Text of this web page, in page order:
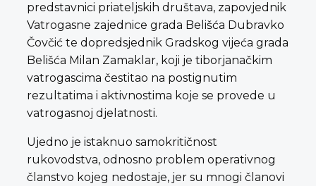
predstavnici priateljskih društava, zapovjednik
Vatrogasne zajednice grada Belišća Dubravko
Čovčić te dopredsjednik Gradskog vijeća grada
Belišća Milan Zamaklar, koji je tiborjanačkim
vatrogascima čestitao na postignutim
rezultatima i aktivnostima koje se provede u
vatrogasnoj djelatnosti.
Ujedno je istaknuo samokritičnost
rukovodstva, odnosno problem operativnog
članstvo kojeg nedostaje, jer su mnogi članovi